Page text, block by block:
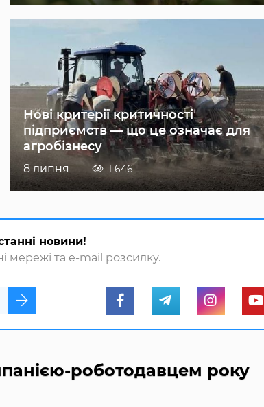
Нові критерії критичності
підприємств — що це означає для
агробізнесу
8 липня 1 646
новини!
мережі та e-mail розсилку.
роботодавцем року